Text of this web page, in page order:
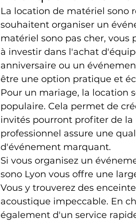
La location de matériel sono
souhaitent organiser un
matériel sono pas cher,
à investir dans l'achat
anniversaire ou un
être une option pratique et
Pour un mariage, la location
populaire. Cela permet de
invités pourront profiter de la
professionnel assure une
d'événement marquant.
Si vous organisez un
sono Lyon vous offre une
Vous y trouverez des
acoustique impeccable. En
également d'un service